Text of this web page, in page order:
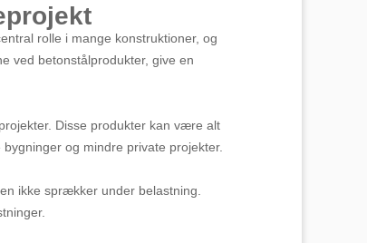
rolle i mange konstruktioner, og
ved betonstålprodukter, give en
Disse produkter kan være alt
og mindre private projekter.
ikke sprækker under belastning.